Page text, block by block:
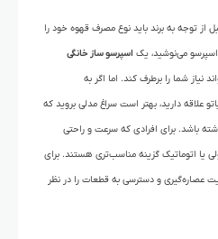
از توجه به برند باید نوع مصرف قهوه خود را
می‌نوشید، یک اسپرسو ساز خانگی
نیاز شما را برطرف کند. اما اگر به
علاقه دارید، بهتر است سراغ مدلی بروید که
باشد. برای افرادی که سرعت و راحتی
یا اتوماتیک گزینه مناسب‌تری هستند. برای
عصاره‌گیری و دسترسی به قطعات را در نظر